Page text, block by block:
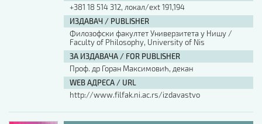
АУТОР / AUTHOR
+381 18 514 312, локал/ext 191,194
ИЗДАВАЧ / PUBLISHER
Филозофски факултет Универзитета у Нишу /
Faculty of Philosophy, University of Nis
ЗА ИЗДАВАЧА / FOR PUBLISHER
Проф. др Горан Максимовић, декан
WEB АДРЕСА / URL
http://www.filfak.ni.ac.rs/izdavastvo